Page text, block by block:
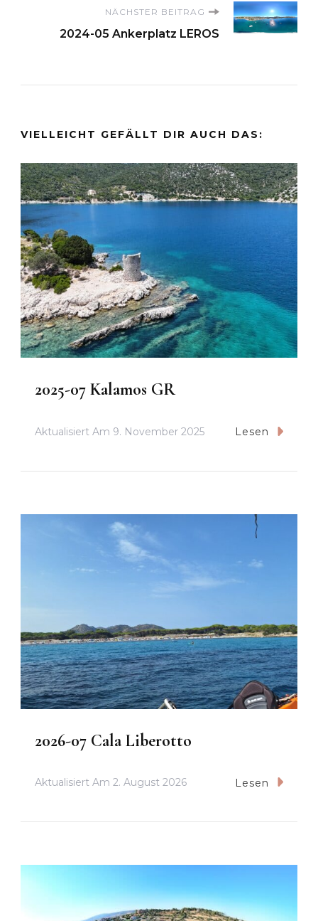
NÄCHSTER BEITRAG
2024-05 Ankerplatz LEROS
VIELLEICHT GEFÄLLT DIR AUCH DAS:
2025-07 Kalamos GR
Aktualisiert Am 9. November 2025 Lesen
2026-07 Cala Liberotto
Aktualisiert Am 2. August 2026 Lesen